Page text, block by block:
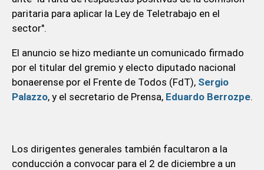
paritaria para aplicar la Ley de Teletrabajo en el
sector".
El anuncio se hizo mediante un comunicado firmado
por el titular del gremio y electo diputado nacional
bonaerense por el Frente de Todos (FdT), Sergio
Palazzo, y el secretario de Prensa, Eduardo Berrozpe.
Los dirigentes generales también facultaron a la
conducción a convocar para el 2 de diciembre a un